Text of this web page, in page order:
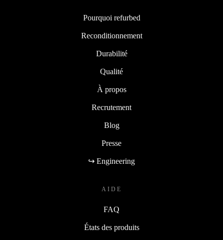
Pourquoi refurbed
Reconditionnement
Durabilité
Qualité
À propos
Recrutement
Blog
Presse
↪ Engineering
AIDE
FAQ
États des produits